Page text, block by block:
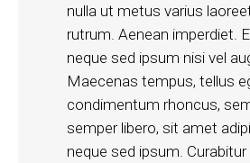
nulla ut metus varius
rutrum. Aenean imperdiet.
neque sed ipsum nisi vel
Maecenas tempus, tellus
condimentum rhoncus,
semper libero, sit amet
neque sed ipsum.